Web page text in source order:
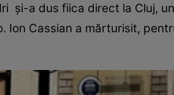
și-a dus fiica direct la Cluj,
Ion Cassian a mărturisit,